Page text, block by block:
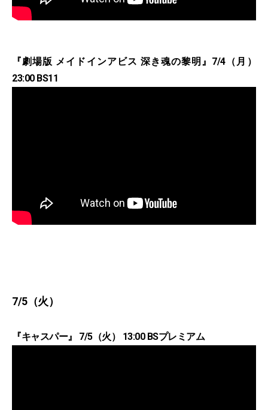
『劇場版 メイドインアビス 深き魂の黎明』7/4（月）
23:00 BS11
7/5（火）
『キャスパー』 7/5（火） 13:00 BSプレミアム